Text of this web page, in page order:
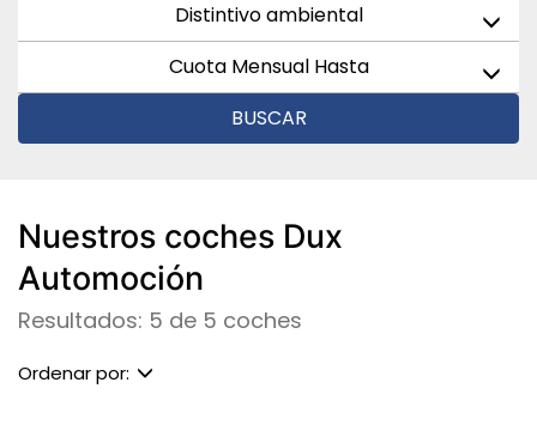
Distintivo ambiental
Cuota Mensual Hasta
BUSCAR
Nuestros coches Dux
Automoción
Resultados: 5 de 5 coches
Ordenar por: